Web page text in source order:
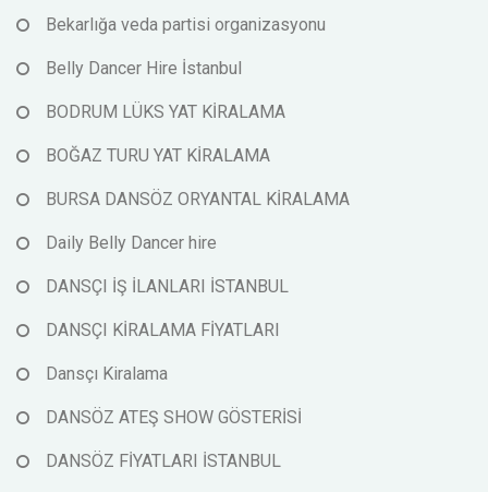
Bekarlığa veda partisi organizasyonu
Belly Dancer Hire İstanbul
BODRUM LÜKS YAT KİRALAMA
BOĞAZ TURU YAT KİRALAMA
BURSA DANSÖZ ORYANTAL KİRALAMA
Daily Belly Dancer hire
DANSÇI İŞ İLANLARI İSTANBUL
DANSÇI KİRALAMA FİYATLARI
Dansçı Kiralama
DANSÖZ ATEŞ SHOW GÖSTERİSİ
DANSÖZ FİYATLARI İSTANBUL